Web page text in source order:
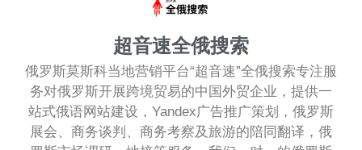
超音速全俄搜索
俄罗斯莫斯科当地营销平台“超音速”全俄搜索专注服
务对俄罗斯开展跨境贸易的中国外贸企业，提供一
站式俄语网站建设，Yandex广告推广策划，俄罗斯
展会、商务谈判、商务考察及旅游的陪同翻译，俄